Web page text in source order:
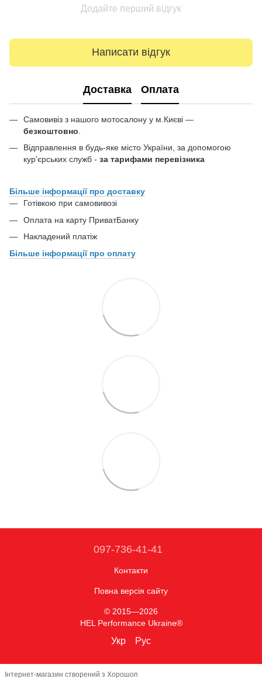
Додайте перший відгук
Написати відгук
Доставка Оплата
Самовивіз з нашого мотосалону у м.Києві —
безкоштовно
Відправлення в будь-яке місто України, за допомогою
кур'єрських служб - за тарифами перевізника
Більше інформації про доставку
Готівкою при самовивозі
Оплата на карту ПриватБанку
Накладений платіж
Більше інформації про оплату
097-736-41-41
Контакти
Повна версія сайту
© 2015—2026
HEL Performance Ukraine®
Укр Рус
Інтернет-магазин створений з Хорошоп